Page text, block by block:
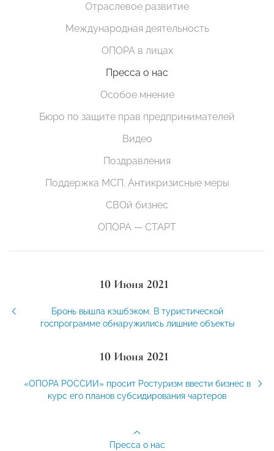
Отраслевое развитие
Международная деятельность
ОПОРА в лицах
Пресса о нас
Особое мнение
Бюро по защите прав предпринимателей
Видео
Поздравления
Поддержка МСП. Антикризисные меры
СВОй бизнес
ОПОРА — СТАРТ
10 Июня 2021
Бронь вышла кэшбэком. В туристической
госпрограмме обнаружились лишние объекты
10 Июня 2021
«ОПОРА РОССИИ» просит Ростуризм ввести бизнес в
курс его планов субсидирования чартеров
Пресса о нас